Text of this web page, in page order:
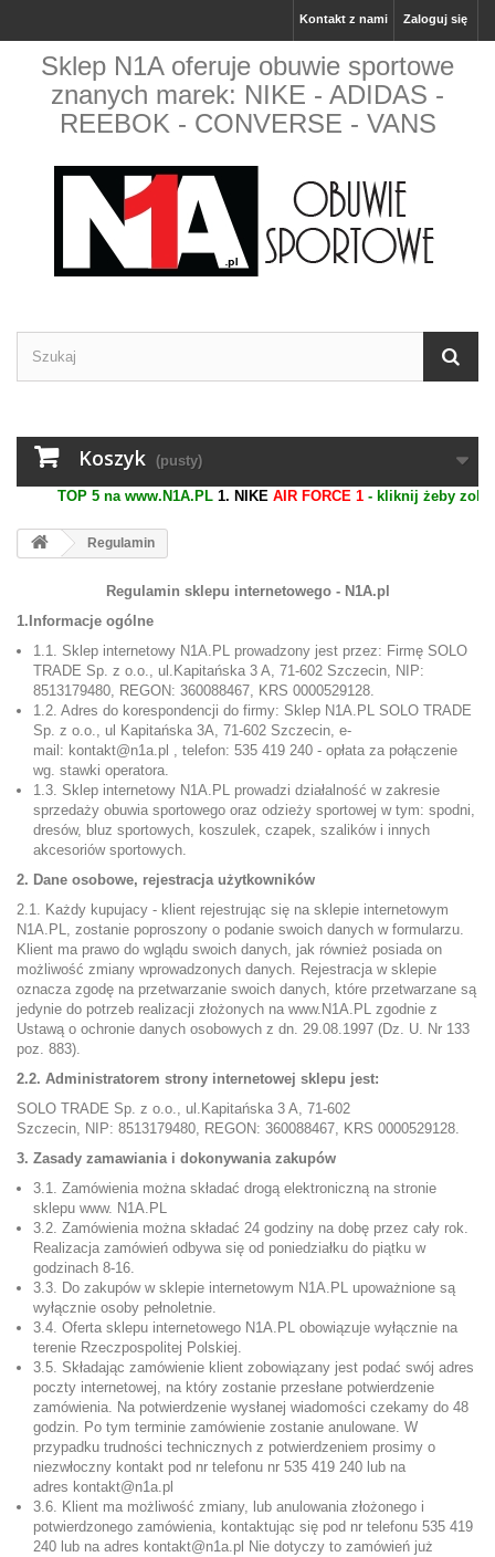
Zaloguj się
Kontakt z nami
Sklep N1A oferuje obuwie sportowe
znanych marek: NIKE - ADIDAS -
REEBOK - CONVERSE - VANS
Koszyk (pusty)
TOP 5 na www.N1A.PL1. NIKE AIR FORCE 1- kliknij żeby
Regulamin
Regulamin sklepu internetowego - N1A.pl
1.Informacje ogólne
1.1. Sklep internetowy N1A.PL prowadzony jest przez: Firmę SOLO
TRADE Sp. z o.o., ul.Kapitańska 3 A, 71-602 Szczecin, NIP:
8513179480, REGON: 360088467, KRS 0000529128.
1.2. Adres do korespondencji do firmy: Sklep N1A.PL SOLO TRADE
Sp. z o.o., ul Kapitańska 3A, 71-602 Szczecin, e-
mail: kontakt@n1a.pl , telefon: 535 419 240 - opłata za połączenie
wg. stawki operatora.
1.3. Sklep internetowy N1A.PL prowadzi działalność w zakresie
sprzedaży obuwia sportowego oraz odzieży sportowej w tym: spodni,
dresów, bluz sportowych, koszulek, czapek, szalików i innych
akcesoriów sportowych.
2. Dane osobowe, rejestracja użytkowników
2.1. Każdy kupujacy - klient rejestrując się na sklepie internetowym
N1A.PL, zostanie poproszony o podanie swoich danych w formularzu.
Klient ma prawo do wglądu swoich danych, jak również posiada on
możliwość zmiany wprowadzonych danych. Rejestracja w sklepie
oznacza zgodę na przetwarzanie swoich danych, które przetwarzane są
jedynie do potrzeb realizacji złożonych na www.N1A.PL zgodnie z
Ustawą o ochronie danych osobowych z dn. 29.08.1997 (Dz. U. Nr 133
poz. 883).
2.2. Administratorem strony internetowej sklepu jest:
SOLO TRADE Sp. z o.o., ul.Kapitańska 3 A, 71-602
Szczecin, NIP: 8513179480, REGON: 360088467, KRS 0000529128.
3. Zasady zamawiania i dokonywania zakupów
3.1. Zamówienia można składać drogą elektroniczną na stronie
sklepu www. N1A.PL
3.2. Zamówienia można składać 24 godziny na dobę przez cały rok.
Realizacja zamówień odbywa się od poniedziałku do piątku w
godzinach 8-16.
3.3. Do zakupów w sklepie internetowym N1A.PL upoważnione są
wyłącznie osoby pełnoletnie.
3.4. Oferta sklepu internetowego N1A.PL obowiązuje wyłącznie na
terenie Rzeczpospolitej Polskiej.
3.5. Składając zamówienie klient zobowiązany jest podać swój adres
poczty internetowej, na który zostanie przesłane potwierdzenie
zamówienia. Na potwierdzenie wysłanej wiadomości czekamy do 48
godzin. Po tym terminie zamówienie zostanie anulowane. W
przypadku trudności technicznych z potwierdzeniem prosimy o
niezwłoczny kontakt pod nr telefonu nr 535 419 240 lub na
adres kontakt@n1a.pl
3.6. Klient ma możliwość zmiany, lub anulowania złożonego i
potwierdzonego zamówienia, kontaktując się pod nr telefonu 535 419
240 lub na adres kontakt@n1a.pl Nie dotyczy to zamówień już